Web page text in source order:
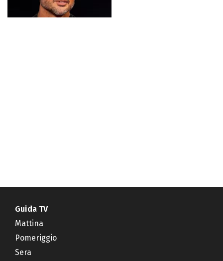
Guida TV
Mattina
Pomeriggio
Sera